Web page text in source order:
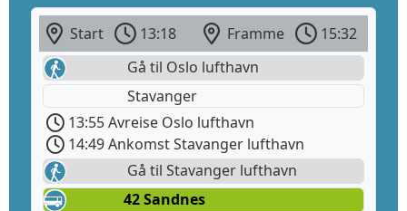
Start 13:18 Framme
15:32
Gå til Oslo lufthavn
Stavanger
13:55 Avreise Oslo lufthavn
14:49 Ankomst Stavanger lufthavn
Gå til Stavanger lufthavn
42 Sandnes